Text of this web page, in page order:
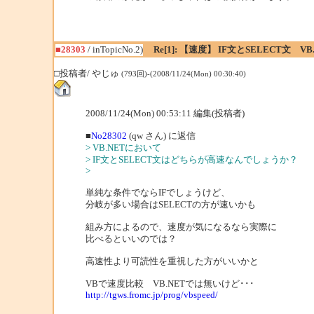
■28303 / inTopicNo.2) Re[1]: 【速度】 IF文とSELECT文
□投稿者/ やじゅ (793回)-(2008/11/24(Mon) 00:30:40)
2008/11/24(Mon) 00:53:11 編集(投稿者)
■No28302 (qw さん) に返信
> VB.NETにおいて
> IF文とSELECT文はどちらが高速なんでしょうか？
>
単純な条件でならIFでしょうけど、
分岐が多い場合はSELECTの方が速いかも
組み方によるので、速度が気になるなら実際に
比べるといいのでは？
高速性より可読性を重視した方がいいかと
VBで速度比較 VB.NETでは無いけど･･･
http://tgws.fromc.jp/prog/vbspeed/